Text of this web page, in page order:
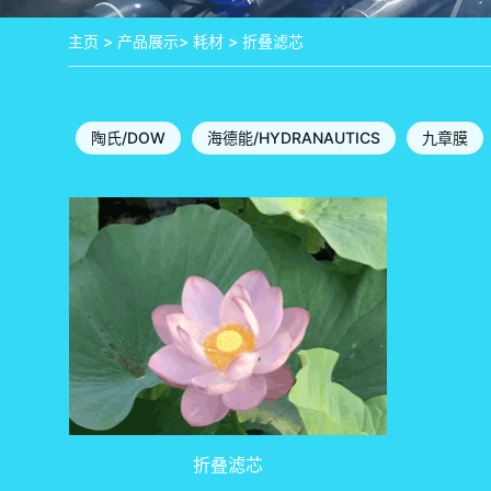
主页 > 产品展示> 耗材 > 折叠滤芯
陶氏/DOW 海德能/HYDRANAUTICS 九章膜
折叠滤芯